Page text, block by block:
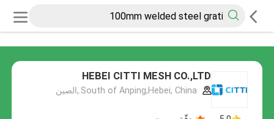
HEBEI CITTI MESH CO.,LTD